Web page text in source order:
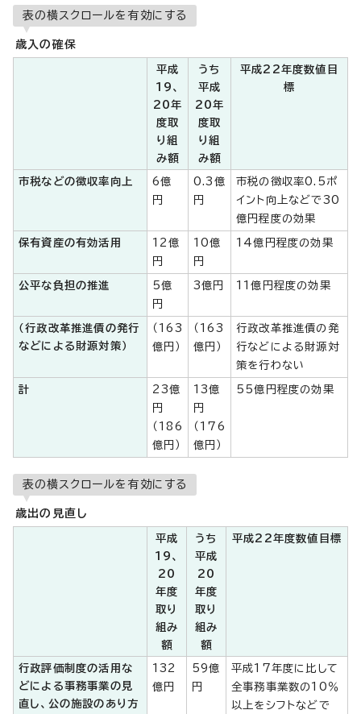
表の横スクロールを有効にする
歳入の確保
平成
19、
20年
度取
り組
み額
うち
平成
20年
度取
り組
み額
平成22年度数値目
標
市税などの徴収率向上
6億
円
0.3億
円
市税の徴収率0.5ポ
イント向上などで30
億円程度の効果
保有資産の有効活用
12億
円
10億
円
14億円程度の効果
公平な負担の推進
5億
円
3億円 11億円程度の効果
（行政改革推進債の発行
などによる財源対策）
（163
億円）
（163
億円）
行政改革推進債の発
行などによる財源対
策を行わない
計
23億
円
（186
億円）
13億
円
（176
億円）
55億円程度の効果
表の横スクロールを有効にする
歳出の見直し
平成
19、
20
年度
取り
組み
額
うち
平成
20
年度
取り
組み
額
平成22年度数値目標
行政評価制度の活用な
どによる事務事業の見
直し、公の施設のあり方
132
億円
59億
円
平成17年度に比して
全事務事業数の10％
以上をシフトなどで